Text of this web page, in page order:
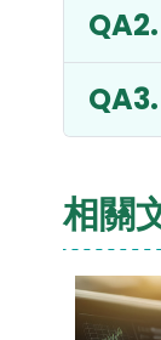
相關